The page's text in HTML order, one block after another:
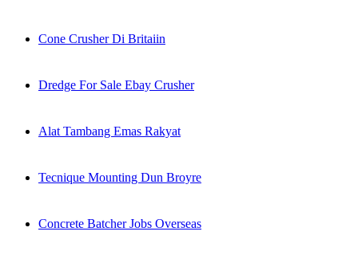
Cone Crusher Di Britaiin
Dredge For Sale Ebay Crusher
Alat Tambang Emas Rakyat
Tecnique Mounting Dun Broyre
Concrete Batcher Jobs Overseas